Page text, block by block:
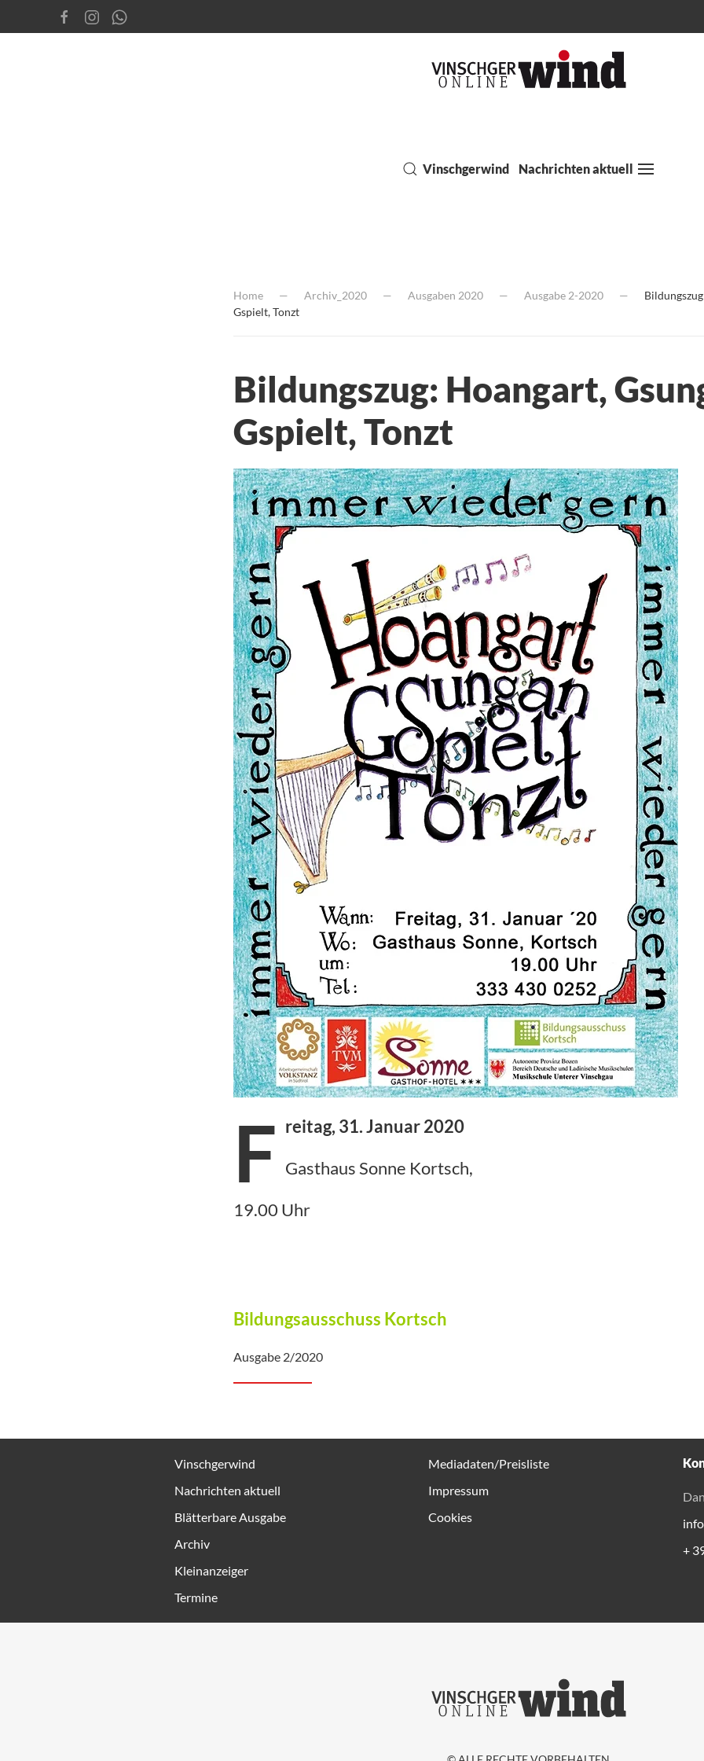
Vinschgerwind Nachrichten aktuell
Home Archiv_2020 Ausgaben 2020 Ausgabe 2-2020
Gspielt, Tonzt
Bildungszug: Hoangart,
Gspielt, Tonzt
F reitag, 31. Januar 2020
Gasthaus Sonne Kortsch,
19.00 Uhr
Bildungsausschuss Kortsch
Ausgabe 2/2020
Vinschgerwind
Nachrichten aktuell
Blätterbare Ausgabe
Archiv
Kleinanzeiger
Termine
Mediadaten/Preisliste
Impressum
Cookies
+